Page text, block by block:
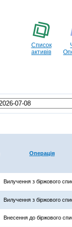
Список
активів
Операція
Вилучення з біржового
Вилучення з біржового
Внесення до біржового